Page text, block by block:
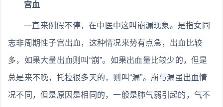
宫血
一直来例假不停，在中医中这叫崩漏现象。是指女同
志非周期性子宫出血，这种情况来势有点急，出血比较
多，如果大量出血则叫“崩”。如果出血量比较少的，但是
总是来不晚，托拉很多天的，则叫“漏”。崩与漏虽出血情
况不同，但是原因是相同的，一般是肺气弱引起的，气不